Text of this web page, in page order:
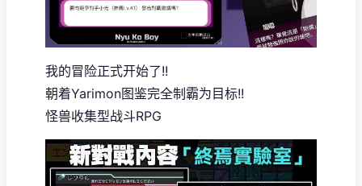
我的冒险正式开始了!!
朝着Yarimon图鉴完全制霸为目标!!
怪兽收集型战斗RPG